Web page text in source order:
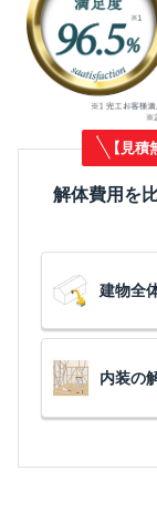
【見積
解体費用を
建物全
内装の